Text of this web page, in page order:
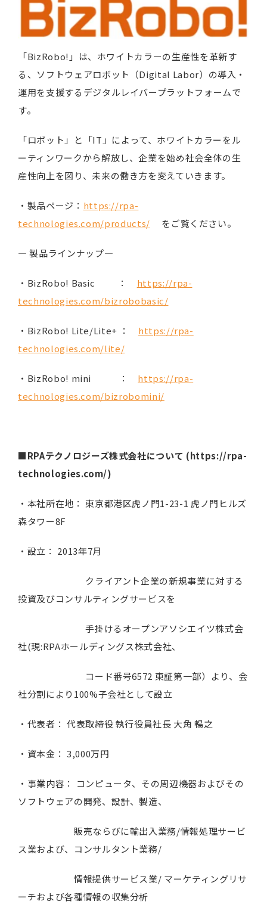
「BizRobo!」は、ホワイトカラーの生産性を革新す
る、ソフトウェアロボット（Digital Labor）の導入・
運用を支援するデジタルレイバープラットフォームで
す。
「ロボット」と「IT」によって、ホワイトカラーをル
ーティンワークから解放し、企業を始め社会全体の生
産性向上を図り、未来の働き方を変えていきます。
・製品ページ： https://rpa-
technologies.com/products/ をご覧ください。
― 製品ラインナップ―
・BizRobo! Basic ： https://rpa-
technologies.com/bizrobobasic/
・BizRobo! Lite/Lite+ ： https://rpa-
technologies.com/lite/
・BizRobo! mini ： https://rpa-
technologies.com/bizrobomini/
■RPAテクノロジーズ株式会社について (https://rpa-
technologies.com/)
・本社所在地： 東京都港区虎ノ門1-23-1 虎ノ門ヒルズ
森タワー8F
・設立： 2013年7月
クライアント企業の新規事業に対する
投資及びコンサルティングサービスを
手掛けるオープンアソシエイツ株式会
社(現:RPAホールディングス株式会社、
コード番号6572 東証第一部）より、会
社分割により100%子会社として設立
・代表者： 代表取締役 執行役員社長 大角 暢之
・資本金： 3,000万円
・事業内容： コンピュータ、その周辺機器およびその
ソフトウェアの開発、設計、製造、
販売ならびに輸出入業務/情報処理サービ
ス業および、コンサルタント業務/
情報提供サービス業/ マーケティングリサ
ーチおよび各種情報の収集分析